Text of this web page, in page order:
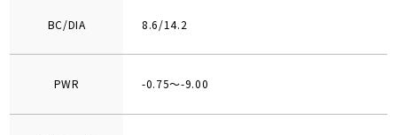
BC/DIA 8.6/14.2
PWR -0.75～-9.00